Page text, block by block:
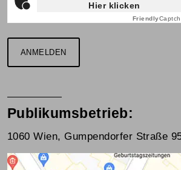
Hier klicken
Friendly
ANMELDEN
Publikumsbetrieb:
1060 Wien, Gumpendorfer Straße